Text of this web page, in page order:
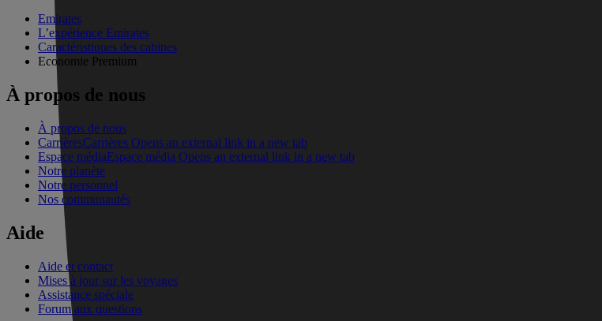
Emirates
L’expérience Emirates
Caractéristiques des cabines
Economie Premium
À propos de nous
À propos de nous
CarrièresCarrières Opens an external link in a new tab
Espace médiaEspace média Opens an external link in a new tab
Notre planète
Notre personnel
Nos communautés
Aide
Aide et contact
Mises à jour sur les voyages
Assistance spéciale
Forum aux questions